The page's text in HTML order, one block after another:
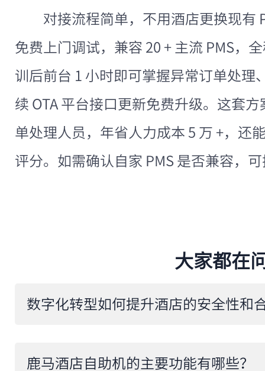
对接流程简单，不用酒店更换现有
免费上门调试，兼容 20 + 主流 PMS，
训后前台 1 小时即可掌握异常订单处理
续 OTA 平台接口更新免费升级。这套
单处理人员，年省人力成本 5 万 +，还
评分。如需确认自家 PMS 是否兼容，
大家都在
数字化转型如何提升酒店的安全性和
​鹿马酒店自助机的主要功能有哪些？